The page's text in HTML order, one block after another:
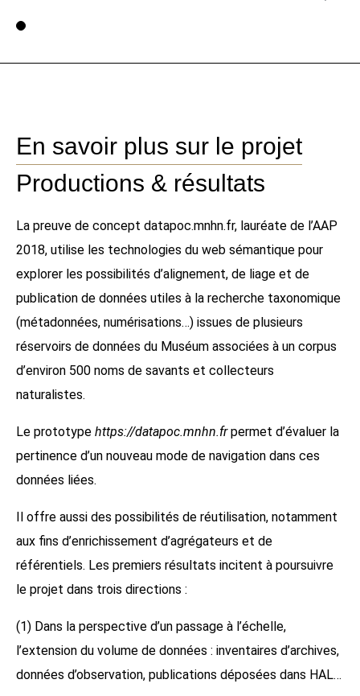
Voir la page 1
En savoir plus sur le projet
Productions & résultats
La preuve de concept datapoc.mnhn.fr, lauréate de l’AAP
2018, utilise les technologies du web sémantique pour
explorer les possibilités d’alignement, de liage et de
publication de données utiles à la recherche taxonomique
(métadonnées, numérisations…) issues de plusieurs
réservoirs de données du Muséum associées à un corpus
d’environ 500 noms de savants et collecteurs
naturalistes.
Le prototype https://datapoc.mnhn.fr permet d’évaluer la
pertinence d’un nouveau mode de navigation dans ces
données liées.
Il offre aussi des possibilités de réutilisation, notamment
aux fins d’enrichissement d’agrégateurs et de
référentiels. Les premiers résultats incitent à poursuivre
le projet dans trois directions :
(1) Dans la perspective d’un passage à l’échelle,
l’extension du volume de données : inventaires d’archives,
données d’observation, publications déposées dans HAL…